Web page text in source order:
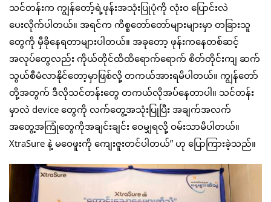
သင်တန်းက ကျွန်တော့်ရဲ့ဖုန်းအသုံးပြုပုံကို လုံးဝ ပြောင်းလဲ
ပေးလိုက်ပါတယ်။ အရင်က ကိစ္စတော်တော်များများမှာ တခြားသူ
တွေကို မှီခိုနေရတာများပါတယ်။ အခုတော့ ဖုန်းကနေတစ်ဆင့်
အလုပ်တွေလည်း ကိုယ်တိုင်ထိထိရောက်ရောက် စိတ်တိုင်းကျ ဆက်
သွယ်စီမံလာနိုင်တော့မှာဖြစ်လို့ တကယ်အားရမိပါတယ်။ ကျွန်တော်
တို့အတွက် ဒီလိုသင်တန်းတွေ တကယ်လိုအပ်နေတာပါ။ သင်တန်း
မှာလဲ device တွေကို လက်တွေ့အသုံးပြုပြီး အချက်အလက်
အတွေ့အကြုံတွေကိုအချင်းချင်း ဝေမျှရလို့ ဝမ်းသာမိပါတယ်။
XtraSure နဲ့ မဝေဖူးကို ကျေးဇူးတင်ပါတယ်” ဟု ပြောကြားခဲ့သည်။